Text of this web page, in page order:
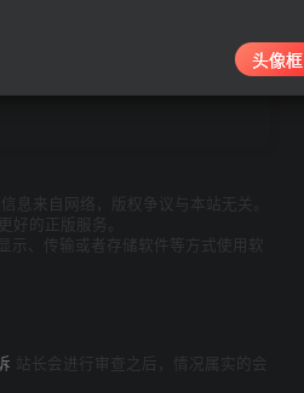
来自网络，版权争议与本站无关。
的正版服务。
、传输或者存储软件等方式使用软
站长会进行审查之后，情况属实的会
头像框